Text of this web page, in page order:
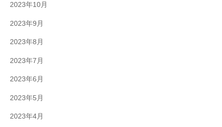
2023年10月
2023年9月
2023年8月
2023年7月
2023年6月
2023年5月
2023年4月